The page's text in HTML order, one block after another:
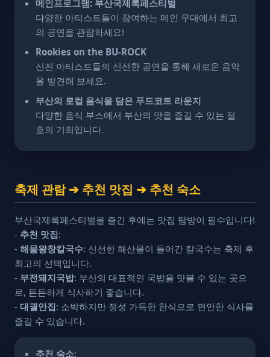
메인프로그램: 부산국제록페스티벌
다양한 아티스트들이 참여하는 메인 무대에서 최고
의 공연을 관람하세요!
Rookies on the BU-ROCK
신진 아티스트들의 신선한 공연을 통해 새로운 음악
을 발견해 보세요.
부산의 로컬 음식을 담은 푸드코트 라운지
다양한 음식 부스에서 부산의 맛을 즐길 수 있는 절
호의 기회입니다.
축제 관람 ➔ 추천 맛집 ➔ 추천 숙소
부산국제록페스티벌을 즐긴 후에는 맛집 탐방이 필수입니다!
- 추천 맛집:
- 해물왕창칼국수: 신선한 해산물이 들어간 칼국수는 축제 후
최고의 선택입니다.
- 부전돼지국밥: 부산의 대표적인 국밥을 맛볼 수 있는 곳으
로, 든든하게 식사하기 좋습니다.
- 대궐안집: 소박하지만 정성 가득한 한식으로 편안한 식사를
즐길 수 있습니다.
추천 숙소: